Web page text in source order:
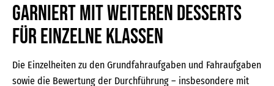
Garniert mit weiteren Desserts
für einzelne Klassen
Die Einzelheiten zu den Grundfahraufgaben und Fahraufgaben
sowie die Bewertung der Durchführung – insbesondere mit